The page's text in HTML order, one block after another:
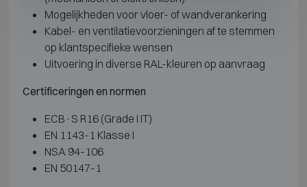
Mogelijkheden voor vloer- of wandverankering
Kabel- en ventilatievoorzieningen af te stemmen
op klantspecifieke wensen
Uitvoering in diverse RAL-kleuren op aanvraag
Certificeringen en normen
ECB·S R16 (Grade I IT)
EN 1143-1 Klasse I
NSA 94-106
EN 50147-1